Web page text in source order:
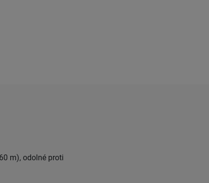
m), odolné proti